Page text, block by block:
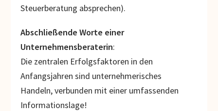
Steuerberatung absprechen).
Abschließende Worte einer
Unternehmensberaterin:
Die zentralen Erfolgsfaktoren in den
Anfangsjahren sind unternehmerisches
Handeln, verbunden mit einer umfassenden
Informationslage!